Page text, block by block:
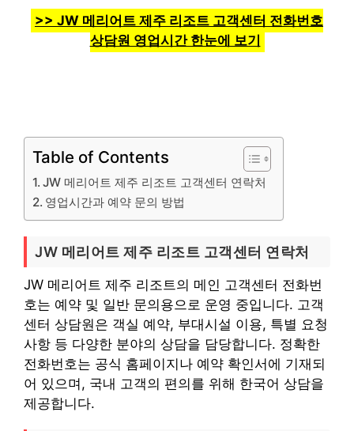
>> JW 메리어트 제주 리조트 고객센터 전화번호
상담원 영업시간 한눈에 보기
Table of Contents
JW 메리어트 제주 리조트 고객센터 연락처
영업시간과 예약 문의 방법
JW 메리어트 제주 리조트 고객센터 연락처
JW 메리어트 제주 리조트의 메인 고객센터 전화번
호는 예약 및 일반 문의용으로 운영 중입니다. 고객
센터 상담원은 객실 예약, 부대시설 이용, 특별 요청
사항 등 다양한 분야의 상담을 담당합니다. 정확한
전화번호는 공식 홈페이지나 예약 확인서에 기재되
어 있으며, 국내 고객의 편의를 위해 한국어 상담을
제공합니다.